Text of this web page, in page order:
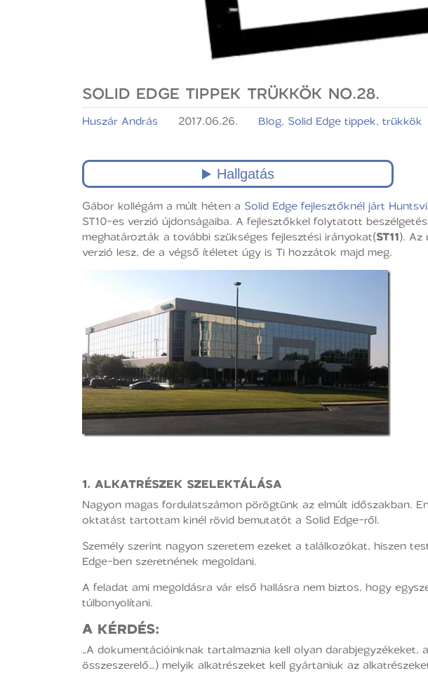
SOLID EDGE TIPPEK TRÜKKÖK NO.28.
Huszár András 2017.06.26. Blog, Solid Edge tippek, trükkök
Gábor kollégám a múlt héten a Solid Edge fejlesztőknél járt
ST10-es verzió újdonságaiba. A fejlesztőkkel folytatott
meghatározták a további szükséges fejlesztési irányokat(ST11). Az
verzió lesz, de a végső ítéletet úgy is Ti hozzátok majd meg.
1. ALKATRÉSZEK SZELEKTÁLÁSA
Nagyon magas fordulatszámon pörögtünk az elmúlt időszakban.
oktatást tartottam kinél rövid bemutatót a Solid Edge-ről.
Személy szerint nagyon szeretem ezeket a találkozókat, hiszen
Edge-ben szeretnének megoldani.
A feladat ami megoldásra vár első hallásra nem biztos, hogy
túlbonyolítani.
A KÉRDÉS:
„A dokumentációinknak tartalmaznia kell olyan
összeszerelő…) melyik alkatrészeket kell gyártaniuk az